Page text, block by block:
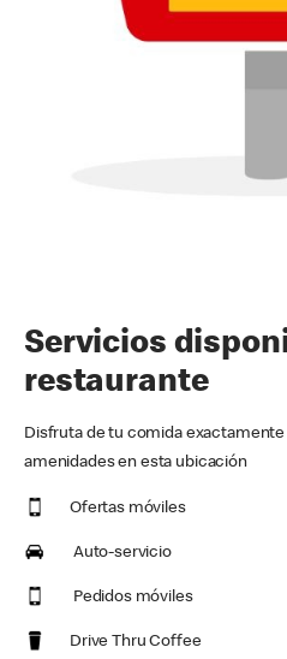
Servicios
restaurante
Disfruta de tu comida
amenidades en esta ubicación
Ofertas móviles
Auto-servicio
Pedidos móviles
Drive Thru Coffee